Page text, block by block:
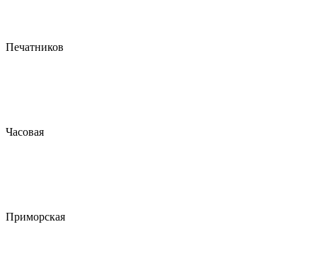
Печатников
Часовая
Приморская